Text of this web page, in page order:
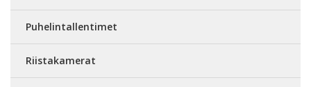
Puhelintallentimet
Riistakamerat